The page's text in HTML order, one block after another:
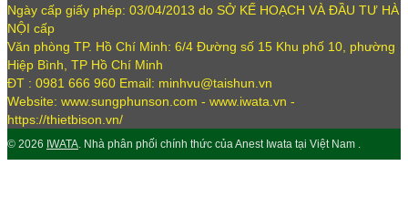
Ngày cấp giấy phép: 03/04/2013 do SỞ KẾ HOẠCH VÀ ĐẦU TƯ HÀ
NỘI cấp
Văn phòng TP. Hồ Chí Minh: 6/4 Đường số 15 Khu phố 10, phường
Hiệp Bình, TP Hồ Chí Minh
ĐT : 0981 666 960 Email: minhvu@taishun.vn
Website: www.sungphunson.com - www.iwata.vn -
https://thietbison.vn/
© 2026 IWATA. Nhà phân phối chính thức của Anest Iwata tại Việt Nam .